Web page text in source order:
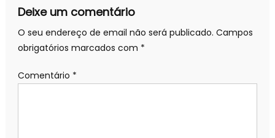
Deixe um comentário
O seu endereço de email não será publicado. Campos
obrigatórios marcados com *
Comentário *